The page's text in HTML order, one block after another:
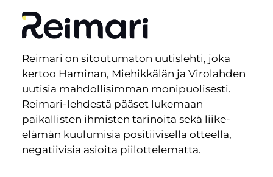
Reimari on sitoutumaton uutislehti, joka
kertoo Haminan, Miehikkälän ja Virolahden
uutisia mahdollisimman monipuolisesti.
Reimari-lehdestä pääset lukemaan
paikallisten ihmisten tarinoita sekä liike-
elämän kuulumisia positiivisella otteella,
negatiivisia asioita piilottelematta.